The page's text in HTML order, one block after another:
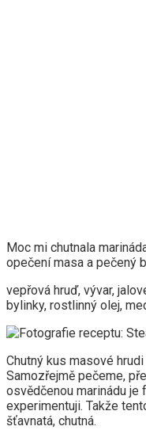
Moc mi chutnala
opečení masa a pečený
vepřová hruď, vývar,
bylinky, rostlinný olej,
Chutný kus masové
Samozřejmě pečeme,
osvědčenou marinádu je
experimentuji. Takže
šťavnatá, chutná.